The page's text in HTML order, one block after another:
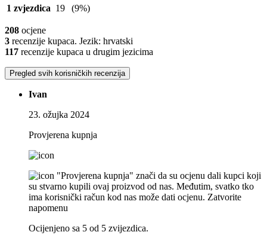
1 zvjezdica 19 (9%)
208 ocjene
3 recenzije kupaca. Jezik: hrvatski
117 recenzije kupaca u drugim jezicima
Pregled svih korisničkih recenzija
Ivan
23. ožujka 2024
Provjerena kupnja
"Provjerena kupnja" znači da su ocjenu dali kupci koji
su stvarno kupili ovaj proizvod od nas. Međutim, svatko tko
ima korisnički račun kod nas može dati ocjenu. Zatvorite
napomenu
Ocijenjeno sa 5 od 5 zvijezdica.